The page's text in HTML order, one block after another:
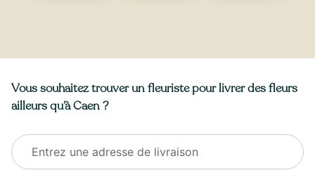
Vous souhaitez trouver un fleuriste pour livrer des fleurs
ailleurs qu’à Caen ?